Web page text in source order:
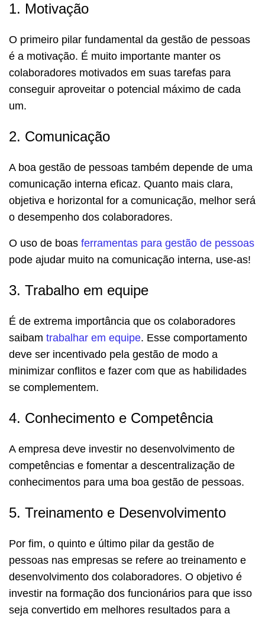
1. Motivação
O primeiro pilar fundamental da gestão de pessoas
é a motivação. É muito importante manter os
colaboradores motivados em suas tarefas para
conseguir aproveitar o potencial máximo de cada
um.
2. Comunicação
A boa gestão de pessoas também depende de uma
comunicação interna eficaz. Quanto mais clara,
objetiva e horizontal for a comunicação, melhor será
o desempenho dos colaboradores.
O uso de boas ferramentas para gestão de pessoas
pode ajudar muito na comunicação interna, use-as!
3. Trabalho em equipe
É de extrema importância que os colaboradores
saibam trabalhar em equipe. Esse comportamento
deve ser incentivado pela gestão de modo a
minimizar conflitos e fazer com que as habilidades
se complementem.
4. Conhecimento e Competência
A empresa deve investir no desenvolvimento de
competências e fomentar a descentralização de
conhecimentos para uma boa gestão de pessoas.
5. Treinamento e Desenvolvimento
Por fim, o quinto e último pilar da gestão de
pessoas nas empresas se refere ao treinamento e
desenvolvimento dos colaboradores. O objetivo é
investir na formação dos funcionários para que isso
seja convertido em melhores resultados para a